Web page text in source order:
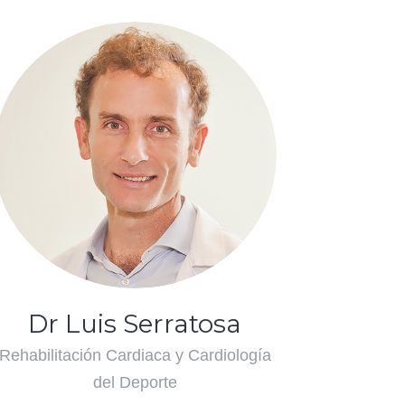
Dr Luis Serratosa
Cardiaca y Cardiología
del Deporte